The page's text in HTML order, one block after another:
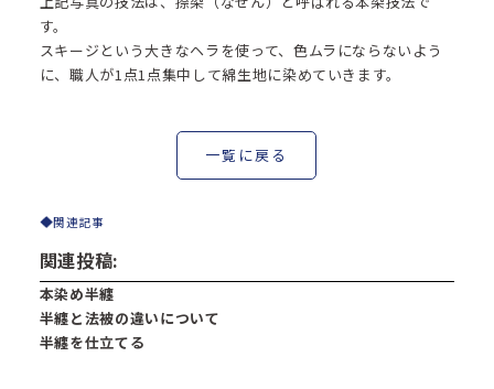
す。
スキージという大きなヘラを使って、色ムラにならないよう
に、職人が1点1点集中して綿生地に染めていきます。
一覧に戻る
関連記事
関連投稿:
本染め半纏
半纏と法被の違いについて
半纏を仕立てる